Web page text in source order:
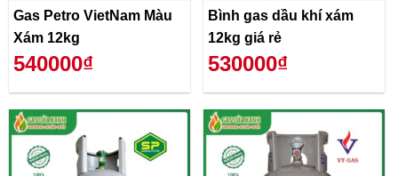
Gas Petro VietNam Màu
Xám 12kg
540000₫
Bình gas dầu khí xám
12kg giá rẻ
530000₫